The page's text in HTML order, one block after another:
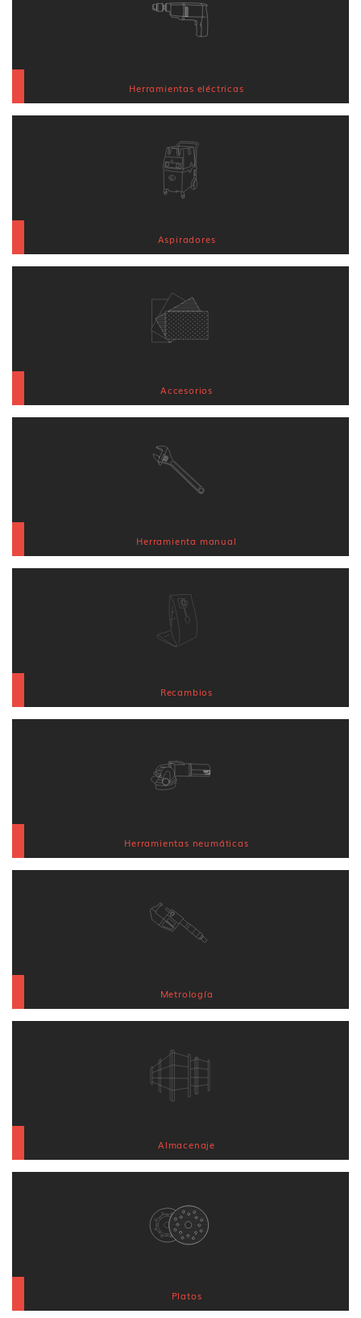
Herramientas eléctricas
Aspiradores
Accesorios
Herramienta manual
Recambios
Herramientas neumáticas
Metrología
Almacenaje
Platos